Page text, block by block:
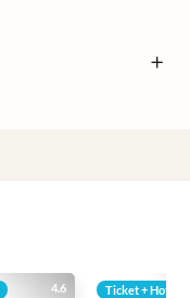
4.6 Ticket + Hotel